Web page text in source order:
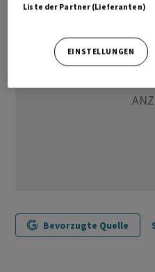
Bevorzugte Quelle
Liste der Partner (Lieferanten)
EINSTELLUNGEN